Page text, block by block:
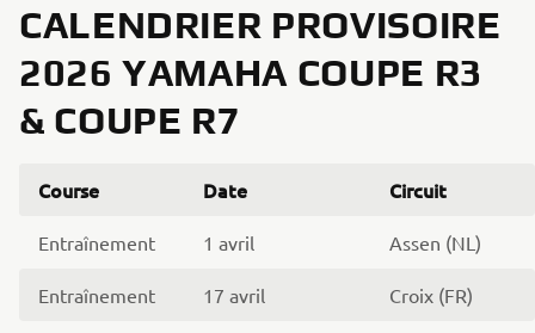
CALENDRIER PROVISOIRE
2026 YAMAHA COUPE R3
& COUPE R7
Course Date Circuit
Entraînement 1 avril Assen (NL)
Entraînement 17 avril Croix (FR)